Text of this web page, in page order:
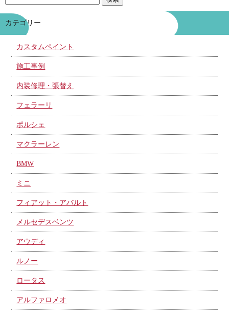
カテゴリー
カスタムペイント
施工事例
内装修理・張替え
フェラーリ
ポルシェ
マクラーレン
BMW
ミニ
フィアット・アバルト
メルセデスベンツ
アウディ
ルノー
ロータス
アルファロメオ